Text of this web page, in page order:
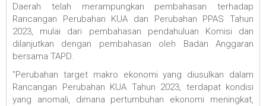
Daerah telah merampungkan pembahasan terhadap
Rancangan Perubahan KUA dan Perubahan PPAS Tahun
2023, mulai dari pembahasan pendahuluan Komisi dan
dilanjutkan dengan pembahasan oleh Badan Anggaran
bersama TAPD.
"Perubahan target makro ekonomi yang diusulkan dalam
Rancangan Perubahan KUA Tahun 2023, terdapat kondisi
yang anomali, dimana pertumbuhan ekonomi meningkat,